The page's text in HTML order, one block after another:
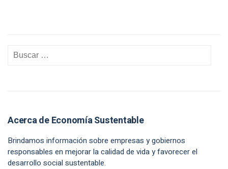
Acerca de Economía Sustentable
Brindamos información sobre empresas y gobiernos
responsables en mejorar la calidad de vida y favorecer el
desarrollo social sustentable.